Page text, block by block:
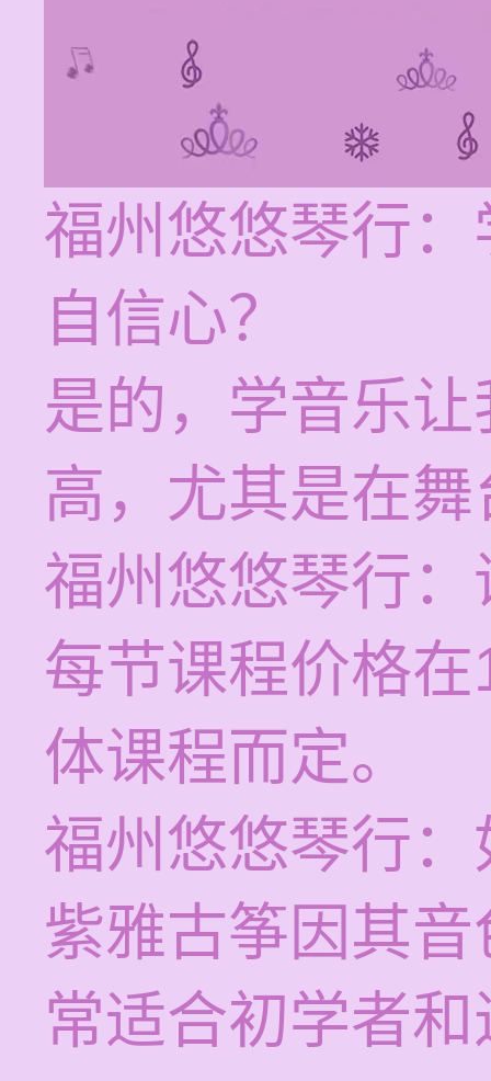
福州悠悠琴行
自信心？
是的，学音乐
高，尤其是在
福州悠悠琴行
每节课程价格
体课程而定。
福州悠悠琴行
紫雅古筝因其
常适合初学者